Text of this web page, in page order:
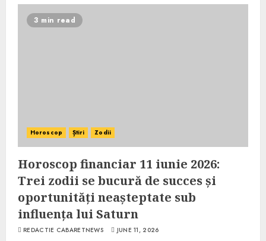
3 min read
Horoscop Știri Zodii
Horoscop financiar 11 iunie 2026:
Trei zodii se bucură de succes și
oportunități neașteptate sub
influența lui Saturn
REDACTIE CABARETNEWS JUNE 11, 2026